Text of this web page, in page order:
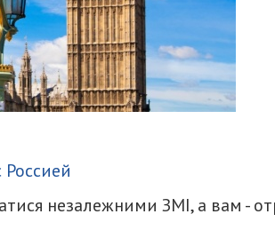
Россией
незалежними ЗМІ, а вам -